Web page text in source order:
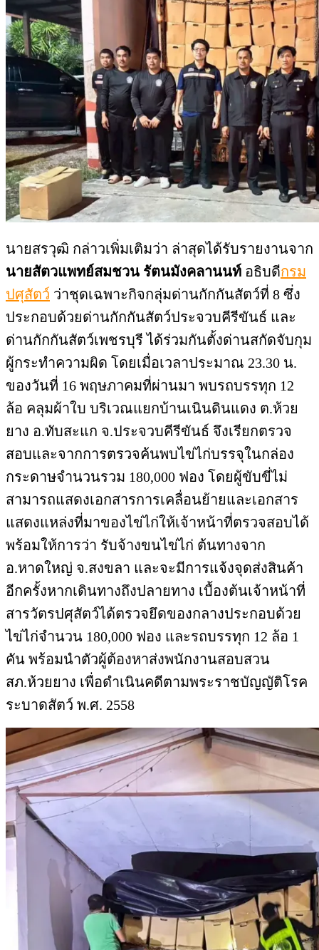
นายสรวุฒิ กล่าวเพิ่มเติมว่า ล่าสุดได้รับรายงานจาก
นายสัตวแพทย์สมชวน รัตนมังคลานนท์ อธิบดีกรม
ปศุสัตว์ ว่าชุดเฉพาะกิจกลุ่มด่านกักกันสัตว์ที่ 8 ซึ่ง
ประกอบด้วยด่านกักกันสัตว์ประจวบคีรีขันธ์ และ
ด่านกักกันสัตว์เพชรบุรี ได้ร่วมกันตั้งด่านสกัดจับกุม
ผู้กระทำความผิด โดยเมื่อเวลาประมาณ 23.30 น.
ของวันที่ 16 พฤษภาคมที่ผ่านมา พบรถบรรทุก 12
ล้อ คลุมผ้าใบ บริเวณแยกบ้านเนินดินแดง ต.ห้วย
ยาง อ.ทับสะแก จ.ประจวบคีรีขันธ์ จึงเรียกตรวจ
สอบและจากการตรวจค้นพบไข่ไก่บรรจุในกล่อง
กระดาษจำนวนรวม 180,000 ฟอง โดยผู้ขับขี่ไม่
สามารถแสดงเอกสารการเคลื่อนย้ายและเอกสาร
แสดงแหล่งที่มาของไข่ไก่ให้เจ้าหน้าที่ตรวจสอบได้
พร้อมให้การว่า รับจ้างขนไข่ไก่ ต้นทางจาก
อ.หาดใหญ่ จ.สงขลา และจะมีการแจ้งจุดส่งสินค้า
อีกครั้งหากเดินทางถึงปลายทาง เบื้องต้นเจ้าหน้าที่
สารวัตรปศุสัตว์ได้ตรวจยึดของกลางประกอบด้วย
ไข่ไก่จำนวน 180,000 ฟอง และรถบรรทุก 12 ล้อ 1
คัน พร้อมนำตัวผู้ต้องหาส่งพนักงานสอบสวน
สภ.ห้วยยาง เพื่อดำเนินคดีตามพระราชบัญญัติโรค
ระบาดสัตว์ พ.ศ. 2558